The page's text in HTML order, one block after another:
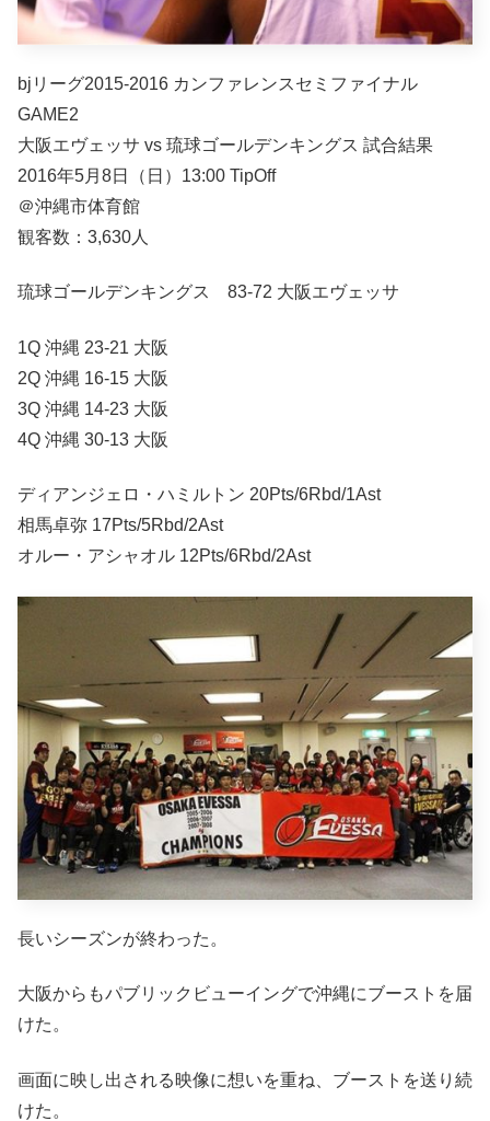
bjリーグ2015-2016 カンファレンスセミファイナル
GAME2
大阪エヴェッサ vs 琉球ゴールデンキングス 試合結果
2016年5月8日（日）13:00 TipOff
＠沖縄市体育館
観客数：3,630人
琉球ゴールデンキングス 83-72 大阪エヴェッサ
1Q 沖縄 23-21 大阪
2Q 沖縄 16-15 大阪
3Q 沖縄 14-23 大阪
4Q 沖縄 30-13 大阪
ディアンジェロ・ハミルトン 20Pts/6Rbd/1Ast
相馬卓弥 17Pts/5Rbd/2Ast
オルー・アシャオル 12Pts/6Rbd/2Ast
長いシーズンが終わった。
大阪からもパブリックビューイングで沖縄にブーストを届
けた。
画面に映し出される映像に想いを重ね、ブーストを送り続
けた。